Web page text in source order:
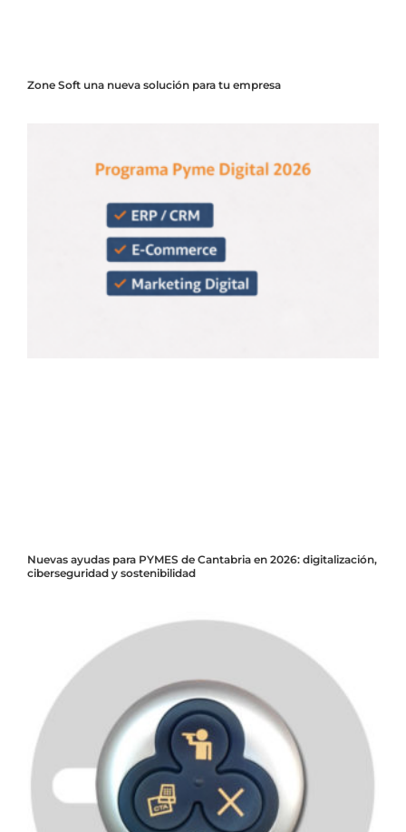
Zone Soft una nueva solución para tu empresa
Nuevas ayudas para PYMES de Cantabria en 2026: digitalización,
ciberseguridad y sostenibilidad